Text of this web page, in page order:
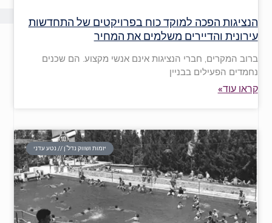
הנציגות הפכה למוקד כוח בפרויקטים של התחדשות
עירונית והדיירים משלמים את המחיר
ברוב המקרים, חברי הנציגות אינם אנשי מקצוע. הם שכנים
נחמדים הפעילים בבניין
קראו עוד»
יזמות ושווק נדל"ן // נטע עדני